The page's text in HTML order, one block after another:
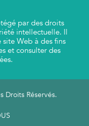
par des droits
intellectuelle. Il
Web à des fins
et consulter des
Droits Réservés.